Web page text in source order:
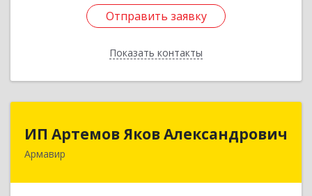
Отправить заявку
Показать контакты
Отправить заявку
Назад
ИП Артемов Яков Александрович
Армавир